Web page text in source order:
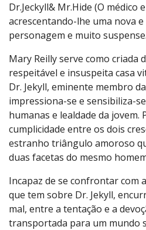
Dr.Jeckyll& Mr.Hide (O médico
acrescentando-lhe uma nova
personagem e muito suspense.
Mary Reilly serve como criada
respeitável e insuspeita casa
Dr. Jekyll, eminente membro
impressiona-se e sensibiliza-
humanas e lealdade da jovem.
cumplicidade entre os dois
estranho triângulo amoroso
duas facetas do mesmo
Incapaz de se confrontar com
que tem sobre Dr. Jekyll,
mal, entre a tentação e a
transportada para um mundo